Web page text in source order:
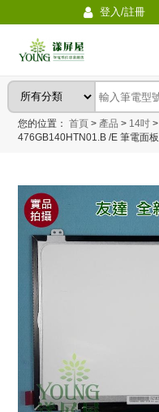
登入/註冊
您的位置：首頁 > 產品 > 14吋 >
476GB140HTN01.B /E 筆電面板